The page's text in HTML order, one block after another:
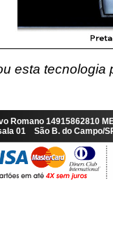
esta
Romano
sala 01 São B. do